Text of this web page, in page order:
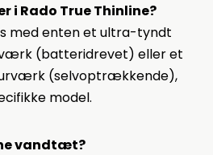
i Rado True Thinline?
med enten et ultra-tyndt
(batteridrevet) eller et
(selvoptrækkende),
model.
vandtæt?